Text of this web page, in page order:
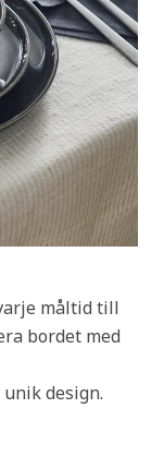
måltid till
bordet med
design.